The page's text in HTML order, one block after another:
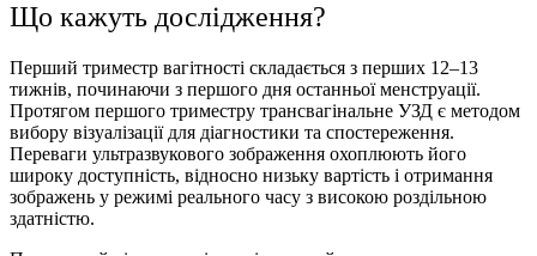
Що кажуть дослiдження?
Перший триместр вагітності складається з перших 12–13
тижнів, починаючи з першого дня останньої менструації.
Протягом першого триместру трансвагінальне УЗД є методом
вибору візуалізації для діагностики та спостереження.
Переваги ультразвукового зображення охоплюють його
широку доступність, відносно низьку вартість і отримання
зображень у режимі реального часу з високою роздільною
здатністю.